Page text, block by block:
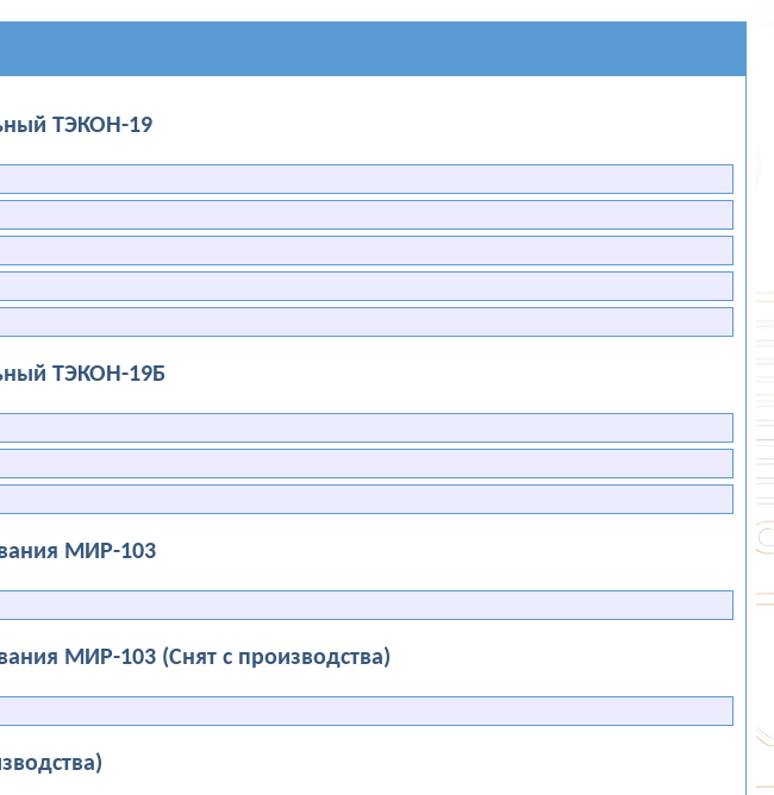
ТЭКОН-19
ТЭКОН-19Б
МИР-103
МИР-103 (Снят с производства)